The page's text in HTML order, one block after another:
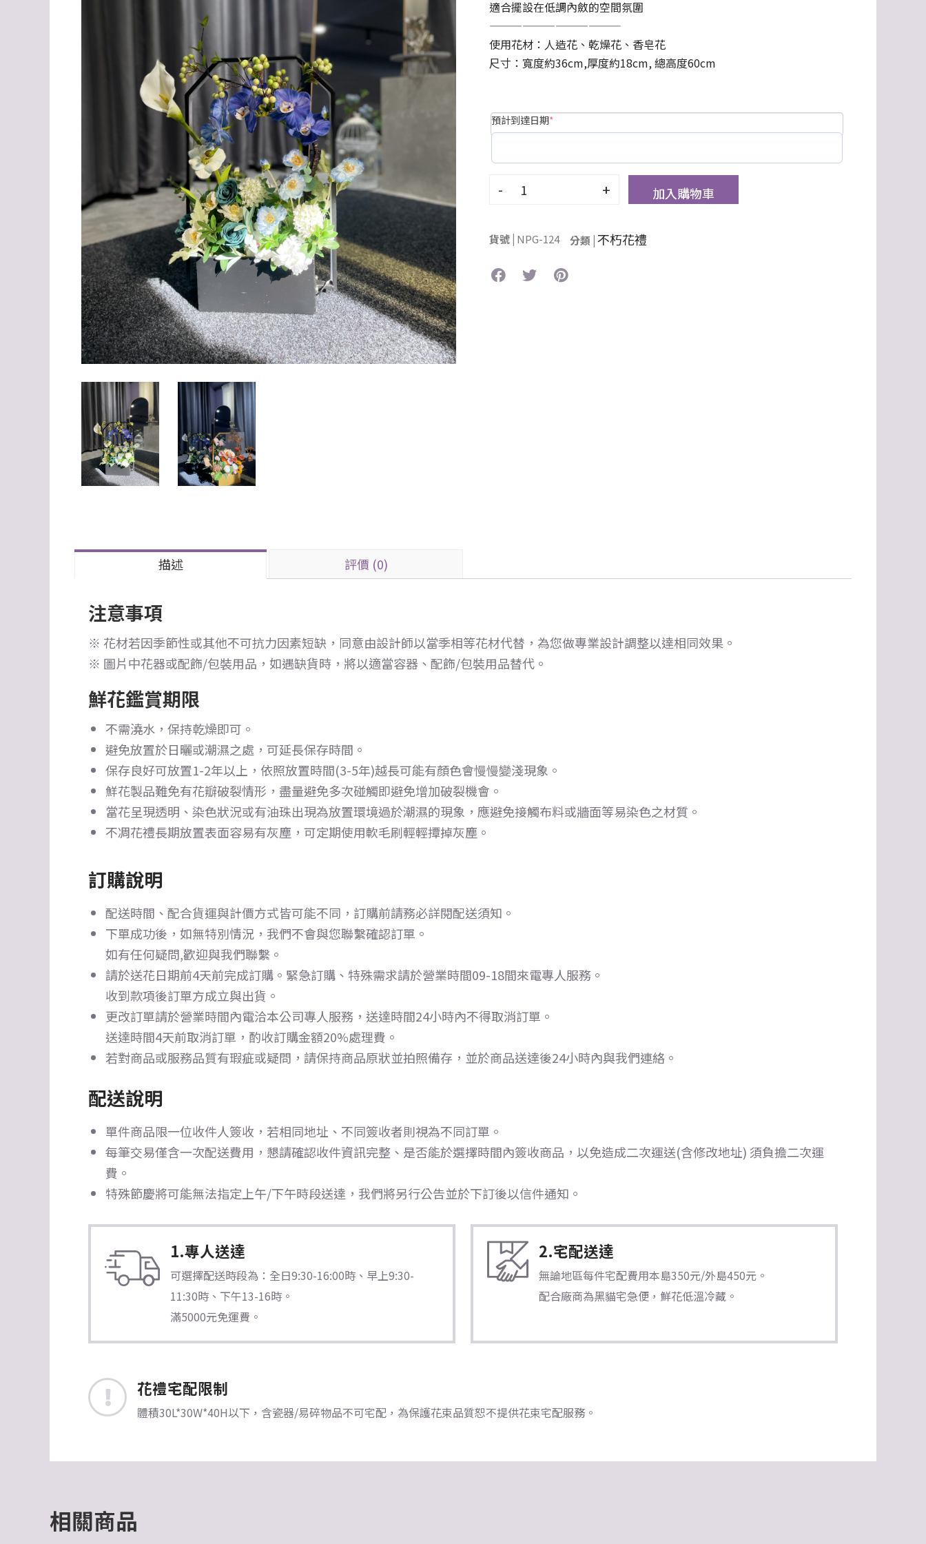
適合擺設在低調內斂的空間氛圍
————————————
使用花材：人造花、乾燥花、香皂花
尺寸：寬度約36cm,厚度約18cm, 總高度60cm
預計到達日期*
- + 加入購物車
貨號 | NPG-124 分類 |不朽花禮
描述 評價 (0)
注意事項
※ 花材若因季節性或其他不可抗力因素短缺，同意由設計師以當季相等花材代替，為您做專業設計調整以達相同效果。
※ 圖片中花器或配飾/包裝用品，如遇缺貨時，將以適當容器、配飾/包裝用品替代。
鮮花鑑賞期限
不需澆水，保持乾燥即可。
避免放置於日曬或潮濕之處，可延長保存時間。
保存良好可放置1-2年以上，依照放置時間(3-5年)越長可能有顏色會慢慢變淺現象。
鮮花製品難免有花瓣破裂情形，盡量避免多次碰觸即避免增加破裂機會。
當花呈現透明、染色狀況或有油珠出現為放置環境過於潮濕的現象，應避免接觸布料或牆面等易染色之材質。
不凋花禮長期放置表面容易有灰塵，可定期使用軟毛刷輕輕撢掉灰塵。
訂購說明
配送時間、配合貨運與計價方式皆可能不同，訂購前請務必詳閱配送須知。
下單成功後，如無特別情況，我們不會與您聯繫確認訂單。
如有任何疑問,歡迎與我們聯繫。
請於送花日期前4天前完成訂購。 緊急訂購、特殊需求請於營業時間09-18間來電專人服務。
收到款項後訂單方成立與出貨。
更改訂單請於營業時間內電洽本公司專人服務，送達時間24小時內不得取消訂單。
送達時間4天前取消訂單，酌收訂購金額20%處理費。
若對商品或服務品質有瑕疵或疑問，請保持商品原狀並拍照備存，並於商品送達後24小時內與我們連絡。
配送說明
單件商品限一位收件人簽收，若相同地址、不同簽收者則視為不同訂單。
每筆交易僅含一次配送費用，懇請確認收件資訊完整、是否能於選擇時間內簽收商品，以免造成二次運送(含修改地址) 須負擔二次運
費。
特殊節慶將可能無法指定上午/下午時段送達，我們將另行公告並於下訂後以信件通知。
1.專人送達
可選擇配送時段為：全日9:30-16:00時、早上9:30-
11:30時、下午13-16時。
滿5000元免運費。
2.宅配送達
無論地區每件宅配費用本島350元/外島450元。
配合廠商為黑貓宅急便，鮮花低溫冷藏。
花禮宅配限制
體積30L*30W*40H以下，含瓷器/易碎物品不可宅配，為保護花束品質恕不提供花束宅配服務。
相關商品